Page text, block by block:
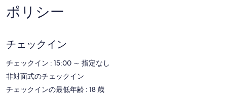
ットレスのベッドには 高級寝具、を使用しています。この 3.5 つ星
アパートメントには、冷蔵庫、電子レンジ、独立したダイニングス
サンファンにあるこのアパートメントでは、無料 WiFi をご利用い
ただけます。55 インチ スマートテレビでは、デジタルチャンネル
とNetflixをご利用いただけます。 ハウスキーピングはリクエストに
より行われます。
ポリシー
チェックイン
チェックイン : 15:00 ～ 指定なし
非対面式のチェックイン
チェックインの最低年齢 : 18 歳